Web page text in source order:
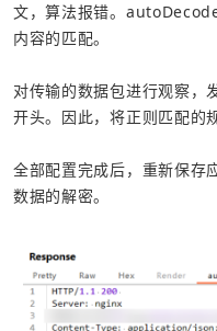
文，算法报错。
内容的匹配。
对传输的数据包进行观察，
开头。因此，将正则匹配的
全部配置完成后，重新保存
数据的解密。